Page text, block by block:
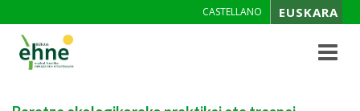
CASTELLANO EUSKARA
Toggle